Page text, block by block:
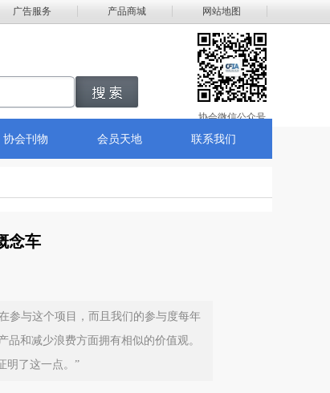
搜索
协会微信公众号
广告服务 产品商城 网站地图
协会刊物 会员天地 联系我们
念车
参与这个项目，而且我们的参与度每年
和减少浪费方面拥有相似的价值观。
明了这一点。”